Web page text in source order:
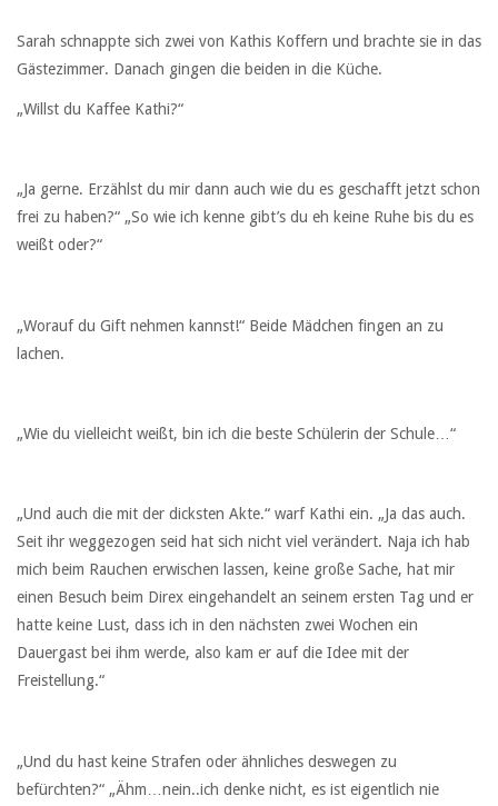
Sarah schnappte sich zwei von Kathis Koffern und brachte sie in das
Gästezimmer. Danach gingen die beiden in die Küche.
„Willst du Kaffee Kathi?“
„Ja gerne. Erzählst du mir dann auch wie du es geschafft jetzt schon
frei zu haben?“ „So wie ich kenne gibt’s du eh keine Ruhe bis du es
weißt oder?“
„Worauf du Gift nehmen kannst!“ Beide Mädchen fingen an zu
lachen.
„Wie du vielleicht weißt, bin ich die beste Schülerin der Schule…“
„Und auch die mit der dicksten Akte.“ warf Kathi ein. „Ja das auch.
Seit ihr weggezogen seid hat sich nicht viel verändert. Naja ich hab
mich beim Rauchen erwischen lassen, keine große Sache, hat mir
einen Besuch beim Direx eingehandelt an seinem ersten Tag und er
hatte keine Lust, dass ich in den nächsten zwei Wochen ein
Dauergast bei ihm werde, also kam er auf die Idee mit der
Freistellung.“
„Und du hast keine Strafen oder ähnliches deswegen zu
befürchten?“ „Ähm…nein..ich denke nicht, es ist eigentlich nie